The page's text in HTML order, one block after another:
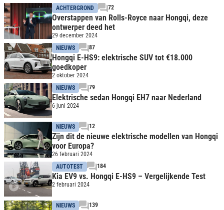
ACHTERGROND 72
Overstappen van Rolls-Royce naar Hongqi, deze
ontwerper deed het
29 december 2024
NIEUWS
87
Hongqi E-HS9: elektrische SUV tot €18.000
goedkoper
2 oktober 2024
NIEUWS
79
Elektrische sedan Hongqi EH7 naar Nederland
6 juni 2024
NIEUWS 12
Zijn dit de nieuwe elektrische modellen van Hongqi
voor Europa?
26 februari 2024
AUTOTEST
184
Kia EV9 vs. Hongqi E-HS9 – Vergelijkende Test
2 februari 2024
NIEUWS 139